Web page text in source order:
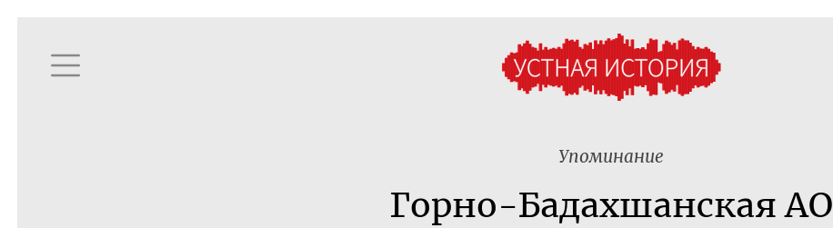
Упоминание
Горно-Бадахшанская АО